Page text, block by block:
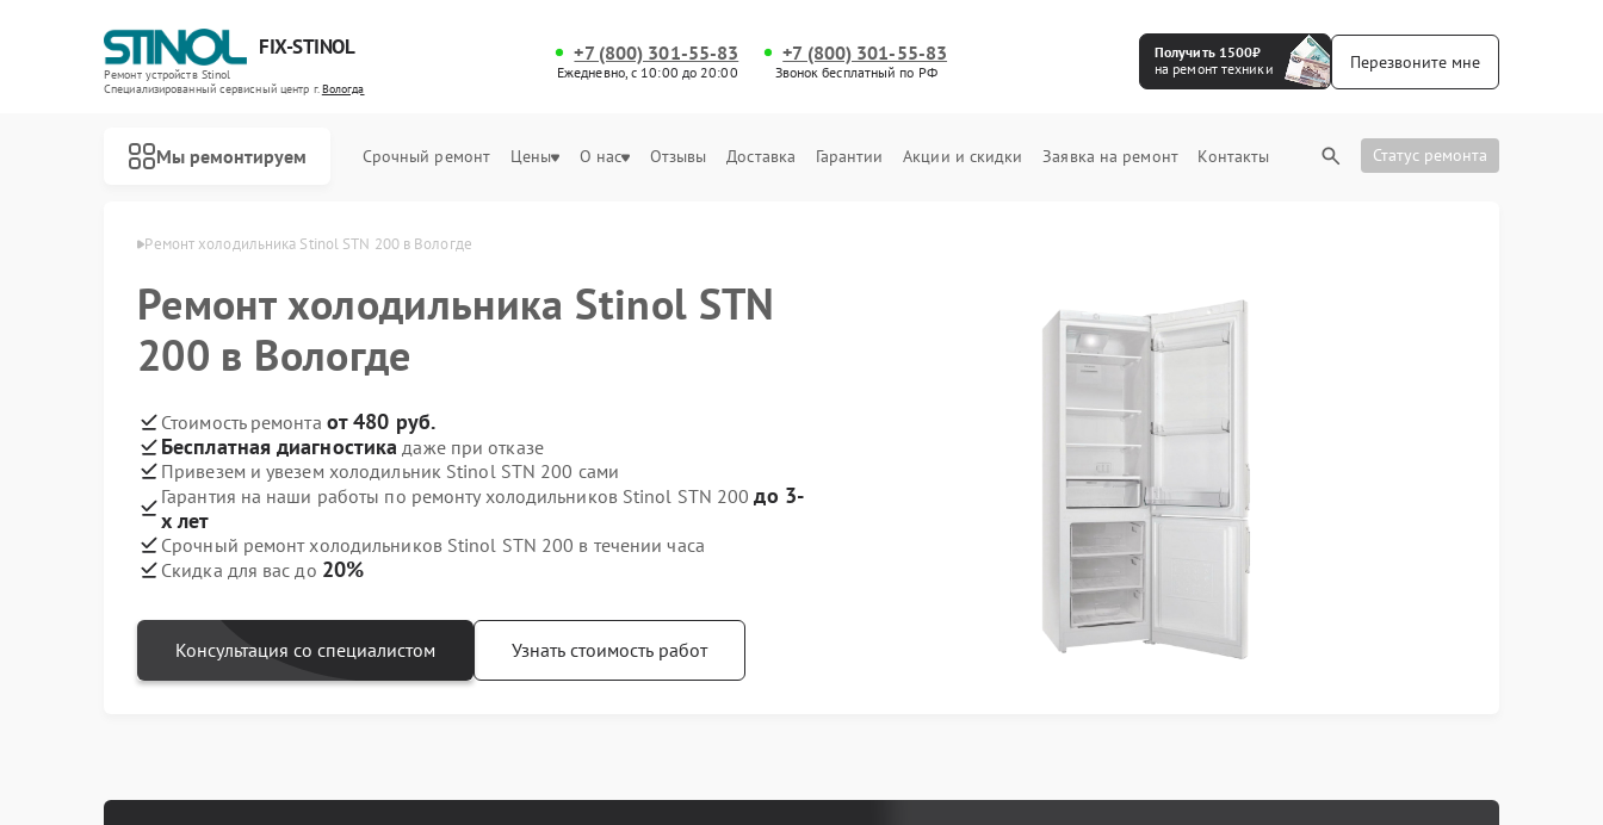
FIX-STINOL
Ремонт устройств Stinol
Специализированный cервисный центр г.Вологда
+7 (800) 301-55-83
Ежедневно, с 10:00 до 20:00
+7 (800) 301-55-83
Звонок бесплатный по РФ
Получить 1500₽
на ремонт техники
Перезвоните мне
Мы ремонтируем Срочный ремонт Цены О нас Отзывы Доставка Гарантии Акции и скидки Заявка на ремонт Контакты Статус ремонта
Stinol в Вологде Ремонт холодильника Stinol STN 200 в Вологде
Ремонт холодильника Stinol STN
200 в Вологде
Стоимость ремонта от 480 руб.
Бесплатная диагностика даже при отказе
Привезем и увезем холодильник Stinol STN 200 сами
Гарантия на наши работы по ремонту холодильников Stinol STN 200до 3-
х лет
Срочный ремонт холодильников Stinol STN 200 в течении часа
Скидка для вас до 20%
Консультация со специалистом Узнать стоимость работ